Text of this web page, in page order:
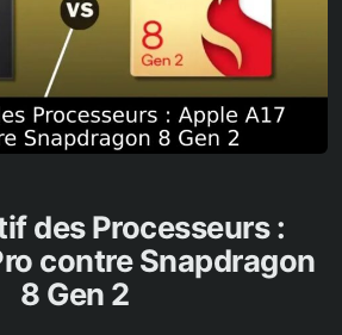
des Processeurs :
contre Snapdragon
8 Gen 2